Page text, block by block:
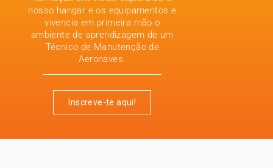
nosso hangar e os equipamentos e
vivencia em primeira mão o
ambiente de aprendizagem de um
Técnico de Manutenção de
Aeronaves.
Inscreve-te aqui!